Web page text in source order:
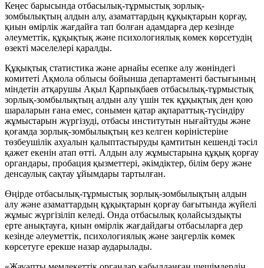
Кеңес барысында отбасылық-тұрмыстық зорлық-
зомбылықтың алдын алу, азаматтардың құқықтарын қорғау,
қиын өмірлік жағдайға тап болған адамдарға дер кезінде
әлеуметтік, құқықтық және психологиялық көмек көрсетудің
өзекті мәселелері қаралды.
Құқықтық статистика және арнайы есепке алу жөніндегі
комитеті Ақмола облысы бойынша департаменті бастығының
міндетін атқарушы Ақыл Қарпықбаев отбасылық-тұрмыстық
зорлық-зомбылықтың алдын алу үшін тек құқықтық ден қою
шараларын ғана емес, сонымен қатар ақпараттық-түсіндіру
жұмыстарын жүргізуді, отбасы институтын нығайтуды және
қоғамда зорлық-зомбылықтың кез келген көріністеріне
төзбеушілік ахуалын қалыптастыруды қамтитын кешенді тәсіл
қажет екенін атап өтті. Алдын алу жұмыстарына құқық қорғау
органдары, пробация қызметтері, әкімдіктер, білім беру және
денсаулық сақтау ұйымдары тартылған.
Өңірде отбасылық-тұрмыстық зорлық-зомбылықтың алдын
алу және азаматтардың құқықтарын қорғау бағытында жүйелі
жұмыс жүргізіліп келеді. Онда отбасылық қолайсыздықты
ерте анықтауға, қиын өмірлік жағдайдағы отбасыларға дер
кезінде әлеуметтік, психологиялық және заңгерлік көмек
көрсетуге ерекше назар аударылады.